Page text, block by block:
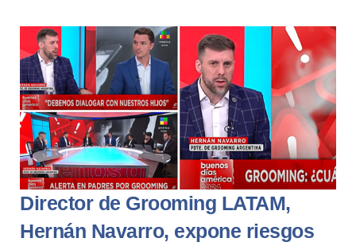
Director de Grooming LATAM,
Hernán Navarro, expone riesgos